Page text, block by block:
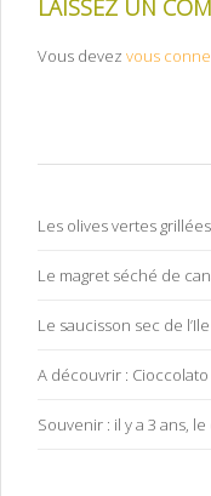
LAISSEZ UN
Vous devez vous
Les olives vertes
Le magret séché de
Le saucisson sec de
A découvrir :
Souvenir : il y a 3 ans,